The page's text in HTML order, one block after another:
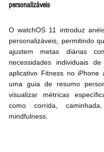
personalizáveis
O watchOS 11 introduz
personalizáveis, permitindo
ajustem metas diárias
necessidades individuais
aplicativo Fitness no iPhone
uma guia de resumo
visualizar métricas
como corrida,
mindfulness.